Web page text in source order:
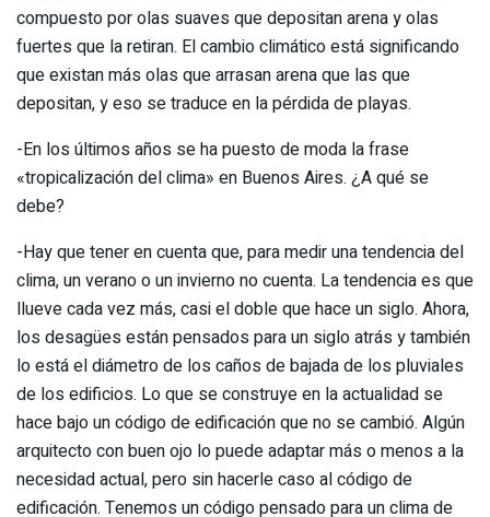
compuesto por olas suaves que depositan arena y olas
fuertes que la retiran. El cambio climático está significando
que existan más olas que arrasan arena que las que
depositan, y eso se traduce en la pérdida de playas.
-En los últimos años se ha puesto de moda la frase
«tropicalización del clima» en Buenos Aires. ¿A qué se
debe?
-Hay que tener en cuenta que, para medir una tendencia del
clima, un verano o un invierno no cuenta. La tendencia es que
llueve cada vez más, casi el doble que hace un siglo. Ahora,
los desagües están pensados para un siglo atrás y también
lo está el diámetro de los caños de bajada de los pluviales
de los edificios. Lo que se construye en la actualidad se
hace bajo un código de edificación que no se cambió. Algún
arquitecto con buen ojo lo puede adaptar más o menos a la
necesidad actual, pero sin hacerle caso al código de
edificación. Tenemos un código pensado para un clima de